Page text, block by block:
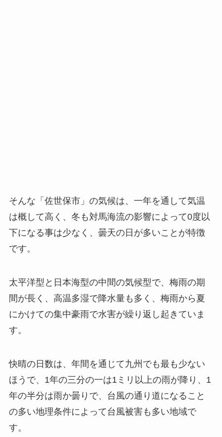
そんな「佐世保市」の気候は、一年を通して気温
は概して高く、冬も対馬海流の影響によって0度以
下になる事は少なく、曇天の日が多いことが特徴
です。
太平洋型と日本海型の中間の気候型で、梅雨の期
間が長く、高温多湿で降水量も多く、梅雨から夏
にかけての集中豪雨で水害が繰り返し起きていま
す。
快晴の日数は、年間を通じて九州でも最も少ない
ほうで、1年の三分の一は1ミリ以上の雨が降り、1
年の半分は雨か曇りで、台風の通り道になること
の多い地理条件によって台風被害も多い地域で
す。